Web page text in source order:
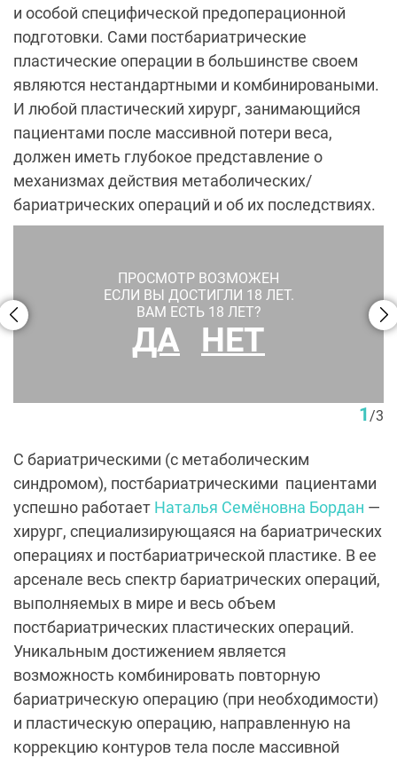
и особой специфической предоперационной
подготовки. Сами постбариатрические
пластические операции в большинстве своем
являются нестандартными и комбинироваными.
И любой пластический хирург, занимающийся
пациентами после массивной потери веса,
должен иметь глубокое представление о
механизмах действия метаболических/
бариатрических операций и об их последствиях.
ПРОСМОТР ВОЗМОЖЕН
ЕСЛИ ВЫ ДОСТИГЛИ 18 ЛЕТ.
ВАМ ЕСТЬ 18 ЛЕТ?
ДА НЕТ
1/3
С бариатрическими (с метаболическим
синдромом), постбариатрическими пациентами
успешно работает Наталья Семёновна Бордан —
хирург, специализирующаяся на бариатрических
операциях и постбариатрической пластике. В ее
арсенале весь спектр бариатрических операций,
выполняемых в мире и весь объем
постбариатрических пластических операций.
Уникальным достижением является
возможность комбинировать повторную
бариатрическую операцию (при необходимости)
и пластическую операцию, направленную на
коррекцию контуров тела после массивной